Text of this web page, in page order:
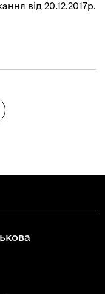
від 20.12.2017р.